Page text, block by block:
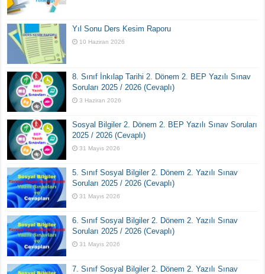
Yıl Sonu Ders Kesim Raporu
10 Haziran 2026
8. Sınıf İnkılap Tarihi 2. Dönem 2. BEP Yazılı Sınav
Soruları 2025 / 2026 (Cevaplı)
3 Haziran 2026
Sosyal Bilgiler 2. Dönem 2. BEP Yazılı Sınav Soruları
2025 / 2026 (Cevaplı)
31 Mayıs 2026
5. Sınıf Sosyal Bilgiler 2. Dönem 2. Yazılı Sınav
Soruları 2025 / 2026 (Cevaplı)
31 Mayıs 2026
6. Sınıf Sosyal Bilgiler 2. Dönem 2. Yazılı Sınav
Soruları 2025 / 2026 (Cevaplı)
31 Mayıs 2026
7. Sınıf Sosyal Bilgiler 2. Dönem 2. Yazılı Sınav